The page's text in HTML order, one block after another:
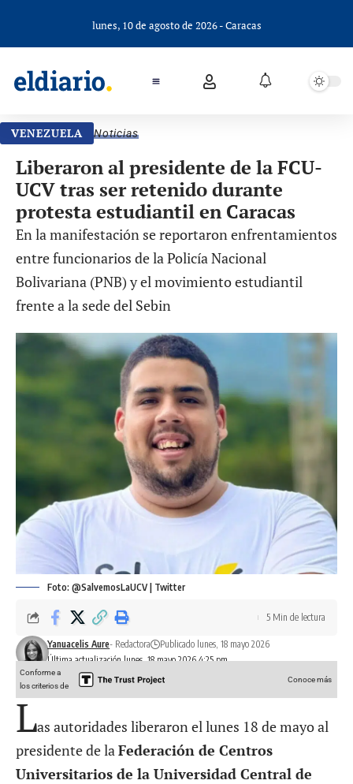
lunes, 10 de agosto de 2026 - Caracas
VENEZUELA Noticias
Liberaron al presidente de la FCU-
UCV tras ser retenido durante
protesta estudiantil en Caracas
En la manifestación se reportaron enfrentamientos
entre funcionarios de la Policía Nacional
Bolivariana (PNB) y el movimiento estudiantil
frente a la sede del Sebin
Foto: @SalvemosLaUCV | Twitter
Última actualización lunes, 18 mayo 2026 4:25 pm
Yanuacelis Aure- Redactora Publicado lunes, 18 mayo 2026
5 Min de lectura
Conforme a
los criterios de
Conoce más
Las autoridades liberaron el lunes 18 de mayo al
presidente de la Federación de Centros
Universitarios de la Universidad Central de